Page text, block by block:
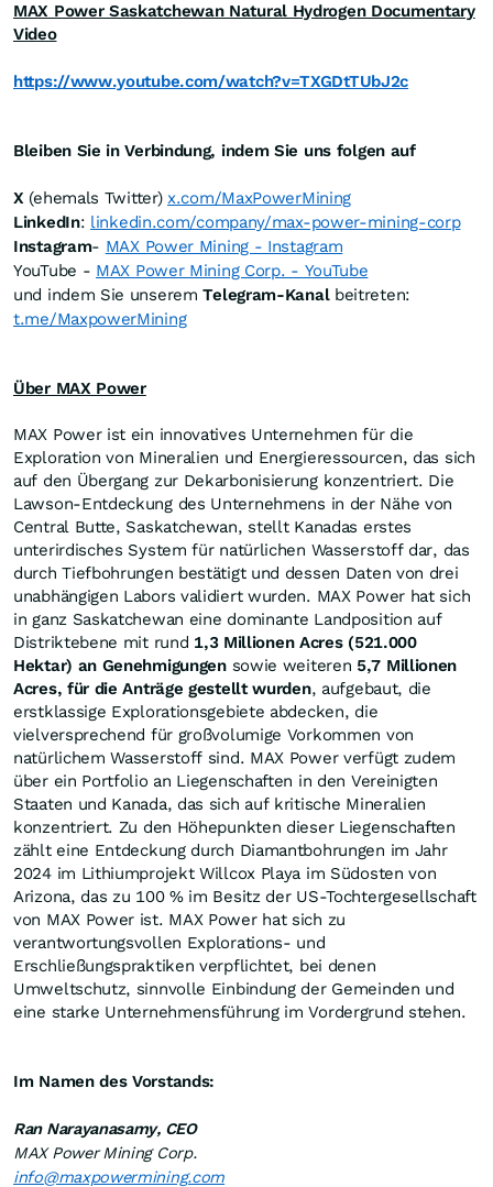
MAX Power Saskatchewan Natural Hydrogen Documentary
Video
https://www.youtube.com/watch?v=TXGDtTUbJ2c
Bleiben Sie in Verbindung, indem Sie uns folgen auf
X (ehemals Twitter) x.com/MaxPowerMining
LinkedIn: linkedin.com/company/max-power-mining-corp
Instagram- MAX Power Mining - Instagram
YouTube - MAX Power Mining Corp. - YouTube
und indem Sie unserem Telegram-Kanal beitreten:
t.me/MaxpowerMining
Über MAX Power
MAX Power ist ein innovatives Unternehmen für die
Exploration von Mineralien und Energieressourcen, das sich
auf den Übergang zur Dekarbonisierung konzentriert. Die
Lawson-Entdeckung des Unternehmens in der Nähe von
Central Butte, Saskatchewan, stellt Kanadas erstes
unterirdisches System für natürlichen Wasserstoff dar, das
durch Tiefbohrungen bestätigt und dessen Daten von drei
unabhängigen Labors validiert wurden. MAX Power hat sich
in ganz Saskatchewan eine dominante Landposition auf
Distriktebene mit rund 1,3 Millionen Acres (521.000
Hektar) an Genehmigungen sowie weiteren 5,7 Millionen
Acres, für die Anträge gestellt wurden, aufgebaut, die
erstklassige Explorationsgebiete abdecken, die
vielversprechend für großvolumige Vorkommen von
natürlichem Wasserstoff sind. MAX Power verfügt zudem
über ein Portfolio an Liegenschaften in den Vereinigten
Staaten und Kanada, das sich auf kritische Mineralien
konzentriert. Zu den Höhepunkten dieser Liegenschaften
zählt eine Entdeckung durch Diamantbohrungen im Jahr
2024 im Lithiumprojekt Willcox Playa im Südosten von
Arizona, das zu 100 % im Besitz der US-Tochtergesellschaft
von MAX Power ist. MAX Power hat sich zu
verantwortungsvollen Explorations- und
Erschließungspraktiken verpflichtet, bei denen
Umweltschutz, sinnvolle Einbindung der Gemeinden und
eine starke Unternehmensführung im Vordergrund stehen.
Im Namen des Vorstands:
Ran Narayanasamy, CEO
MAX Power Mining Corp.
info@maxpowermining.com